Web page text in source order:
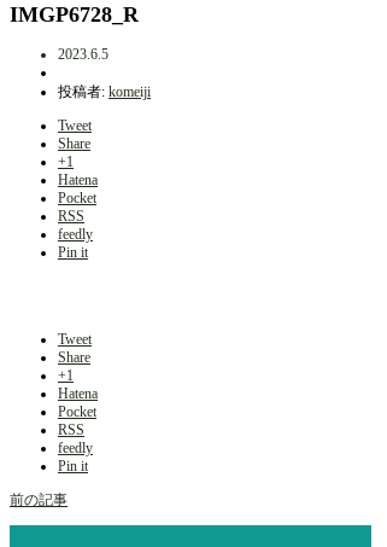
IMGP6728_R
2023.6.5
投稿者: komeiji
Tweet
Share
+1
Hatena
Pocket
RSS
feedly
Pin it
Tweet
Share
+1
Hatena
Pocket
RSS
feedly
Pin it
前の記事